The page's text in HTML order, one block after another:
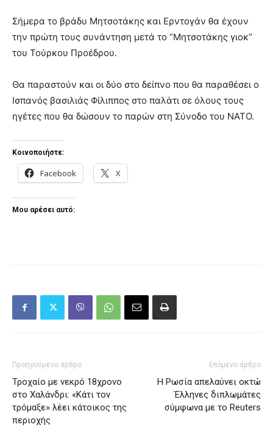
Σήμερα το βράδυ Μητσοτάκης και Ερντογάν θα έχουν
την πρώτη τους συνάντηση μετά το “Μητσοτάκης γιοκ”
του Τούρκου Προέδρου.
Θα παραστούν και οι δύο στο δείπνο που θα παραθέσει ο
Ισπανός βασιλιάς Φίλιππος στο παλάτι σε όλους τους
ηγέτες που θα δώσουν το παρών στη Σύνοδο του ΝΑΤΟ.
Κοινοποιήστε:
Facebook X
Μου αρέσει αυτό:
Προηγούμενο άρθρο
Τροχαίο με νεκρό 18χρονο
στο Χαλάνδρι: «Κάτι τον
τρόμαξε» λέει κάτοικος της
περιοχής
Επόμενο άρθρο
Η Ρωσία απελαύνει οκτώ
Έλληνες διπλωμάτες
σύμφωνα με το Reuters